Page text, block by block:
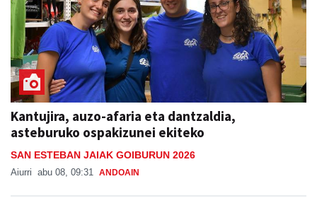
Kantujira, auzo-afaria eta dantzaldia,
asteburuko ospakizunei ekiteko
SAN ESTEBAN JAIAK GOIBURUN 2026
Aiurri abu 08, 09:31 ANDOAIN